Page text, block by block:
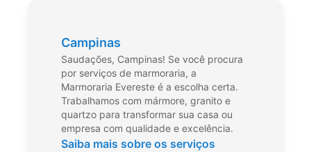
Campinas
Saudações, Campinas! Se você procura
por serviços de marmoraria, a
Marmoraria Evereste é a escolha certa.
Trabalhamos com mármore, granito e
quartzo para transformar sua casa ou
empresa com qualidade e excelência.
Saiba mais sobre os serviços